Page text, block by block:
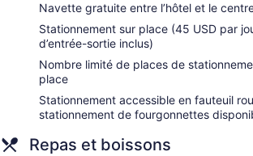
Cet hôtel à Long Beach offre gratuitement
Internet sans fil. Les commodités suivantes
téléphone et un bureau. De plus, les
cafetière-théière et fer et planche à
ménager est assuré tous les jours.
Navette gratuite entre l’hôtel et le
Stationnement sur place (45 USD par
d’entrée-sortie inclus)
Nombre limité de places de
place
Stationnement accessible en fauteuil
stationnement de fourgonnettes
Repas et boissons